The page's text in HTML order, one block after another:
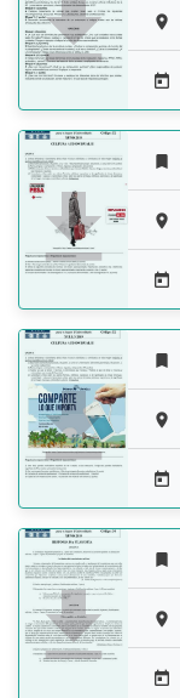
 












